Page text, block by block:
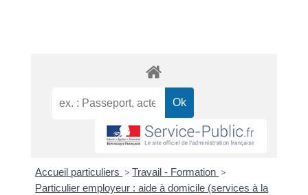
Accueil particuliers > Travail - Formation >
Particulier employeur : aide à domicile (services à la